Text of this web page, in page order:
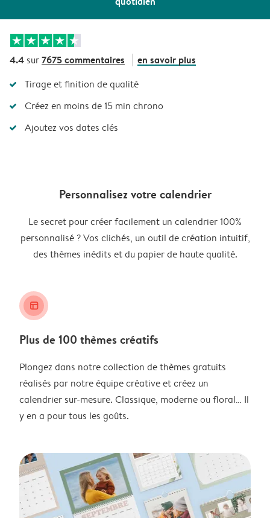
4.4 sur7675 commentaires en savoir plus
Tirage et finition de qualité
Créez en moins de 15 min chrono
Ajoutez vos dates clés
Personnalisez votre calendrier
Le secret pour créer facilement un calendrier 100%
personnalisé ? Vos clichés, un outil de création intuitif,
des thèmes inédits et du papier de haute qualité.
layout_alt
Plus de 100 thèmes créatifs
Plongez dans notre collection de thèmes gratuits
réalisés par notre équipe créative et créez un
calendrier sur-mesure. Classique, moderne ou floral… Il
y en a pour tous les goûts.